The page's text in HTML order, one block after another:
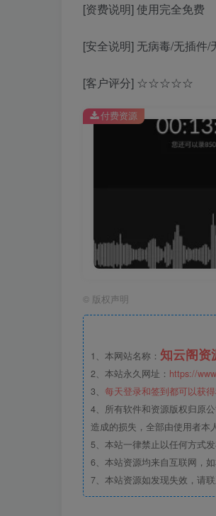
[资费说明] 使用完全免费
[安全说明] 无病毒/无插件/
[客户评分] ☆☆☆☆☆
付费资源
© 版权声明
1、本网站名称： 知云阁资
2、本站永久网址： https://
3、 每天登录和签到都可以获
4、所有软件和资源版权归原
造成的损失，全部由使用者本
5、本站一律禁止以任何方式
6、本站资源均来自互联网，
7、本站资源如发现失效，请